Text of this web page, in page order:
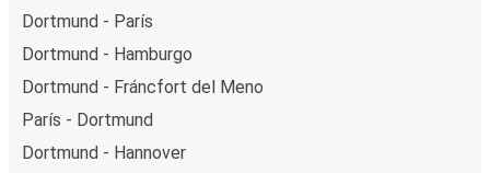
Dortmund - París
Dortmund - Hamburgo
Dortmund - Fráncfort del Meno
París - Dortmund
Dortmund - Hannover